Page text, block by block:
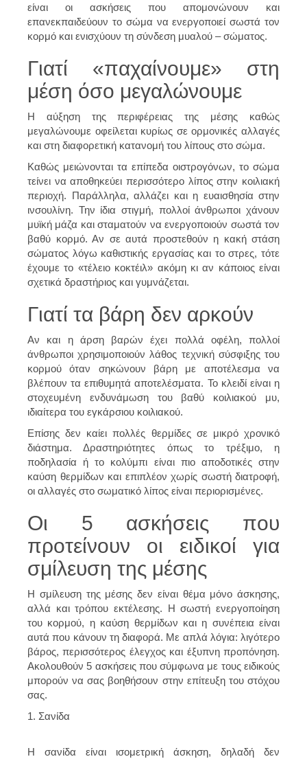
είναι οι ασκήσεις που απομονώνουν και
επανεκπαιδεύουν το σώμα να ενεργοποιεί σωστά τον
κορμό και ενισχύουν τη σύνδεση μυαλού – σώματος.
Γιατί «παχαίνουμε» στη
μέση όσο μεγαλώνουμε
Η αύξηση της περιφέρειας της μέσης καθώς
μεγαλώνουμε οφείλεται κυρίως σε ορμονικές αλλαγές
και στη διαφορετική κατανομή του λίπους στο σώμα.
Καθώς μειώνονται τα επίπεδα οιστρογόνων, το σώμα
τείνει να αποθηκεύει περισσότερο λίπος στην κοιλιακή
περιοχή. Παράλληλα, αλλάζει και η ευαισθησία στην
ινσουλίνη. Την ίδια στιγμή, πολλοί άνθρωποι χάνουν
μυϊκή μάζα και σταματούν να ενεργοποιούν σωστά τον
βαθύ κορμό. Αν σε αυτά προστεθούν η κακή στάση
σώματος λόγω καθιστικής εργασίας και το στρες, τότε
έχουμε το «τέλειο κοκτέιλ» ακόμη κι αν κάποιος είναι
σχετικά δραστήριος και γυμνάζεται.
Γιατί τα βάρη δεν αρκούν
Αν και η άρση βαρών έχει πολλά οφέλη, πολλοί
άνθρωποι χρησιμοποιούν λάθος τεχνική σύσφιξης του
κορμού όταν σηκώνουν βάρη με αποτέλεσμα να
βλέπουν τα επιθυμητά αποτελέσματα. Το κλειδί είναι η
στοχευμένη ενδυνάμωση του βαθύ κοιλιακού μυ,
ιδιαίτερα του εγκάρσιου κοιλιακού.
Επίσης δεν καίει πολλές θερμίδες σε μικρό χρονικό
διάστημα. Δραστηριότητες όπως το τρέξιμο, η
ποδηλασία ή το κολύμπι είναι πιο αποδοτικές στην
καύση θερμίδων και επιπλέον χωρίς σωστή διατροφή,
οι αλλαγές στο σωματικό λίπος είναι περιορισμένες.
Οι 5 ασκήσεις που
προτείνουν οι ειδικοί για
σμίλευση της μέσης
Η σμίλευση της μέσης δεν είναι θέμα μόνο άσκησης,
αλλά και τρόπου εκτέλεσης. Η σωστή ενεργοποίηση
του κορμού, η καύση θερμίδων και η συνέπεια είναι
αυτά που κάνουν τη διαφορά. Με απλά λόγια: λιγότερο
βάρος, περισσότερος έλεγχος και έξυπνη προπόνηση.
Ακολουθούν 5 ασκήσεις που σύμφωνα με τους ειδικούς
μπορούν να σας βοηθήσουν στην επίτευξη του στόχου
σας.
1. Σανίδα
Η σανίδα είναι ισομετρική άσκηση, δηλαδή δεν